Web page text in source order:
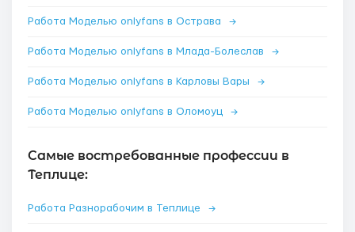
Работа Моделью onlyfans в Острава →
Работа Моделью onlyfans в Млада-Болеслав →
Работа Моделью onlyfans в Карловы Вары →
Работа Моделью onlyfans в Оломоуц →
Самые востребованные профессии в
Теплице:
Работа Разнорабочим в Теплице →